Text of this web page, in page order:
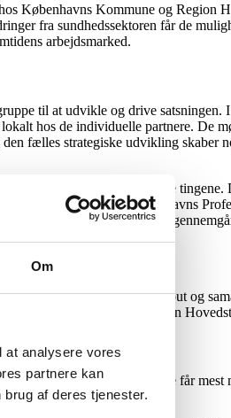
Om
at analysere vores
partnere kan
af deres tjenester.
Københavns Kommune og Region
fra sundhedssektoren får de
arbejdsmarked.
til at udvikle og drive satsningen.
lokalt hos de individuelle partnere. De
fælles strategiske udvikling skaber
ikke bare om at forbinde tingene.
på hhv. Københavns
som de studerende
kende værdien af både output og
Nina Brocks fra Region
underviser og studerende får mest